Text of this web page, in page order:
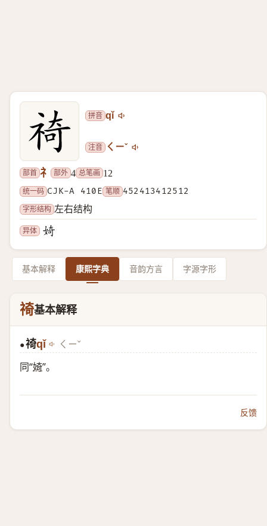
拼音 qǐ
注音 ㄑㄧˇ
部首 礻 部外 4 总笔画 12
统一码 CJK-A 410E 笔顺 452413412512
字形结构 左右结构
异体
基本解释 康熙字典 音韵方言 字源字形
䄎基本解释
●䄎qǐ ㄑㄧˇ
同“婍”。
反馈